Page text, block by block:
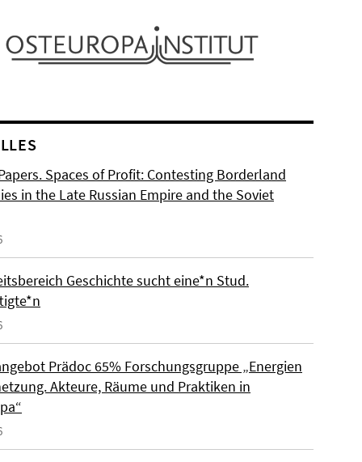
Spaces of Profit: Contesting Borderland
in the Late Russian Empire and the Soviet
Geschichte sucht eine*n Stud.
Prädoc 65% Forschungsgruppe „Energien
Akteure, Räume und Praktiken in